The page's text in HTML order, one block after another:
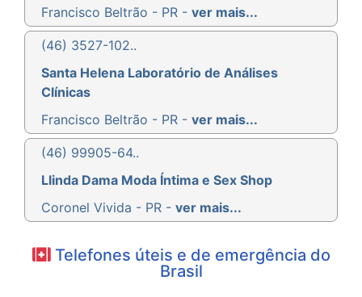
Francisco Beltrão - PR - ver mais...
(46) 3527-102..
Santa Helena Laboratório de Análises
Clínicas
Francisco Beltrão - PR - ver mais...
(46) 99905-64..
Llinda Dama Moda Íntima e Sex Shop
Coronel Vivida - PR - ver mais...
Telefones úteis e de emergência do
Brasil